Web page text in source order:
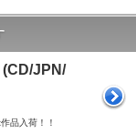
JPN/
品入荷！！